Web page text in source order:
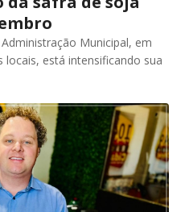
Municipal, em
está intensificando sua